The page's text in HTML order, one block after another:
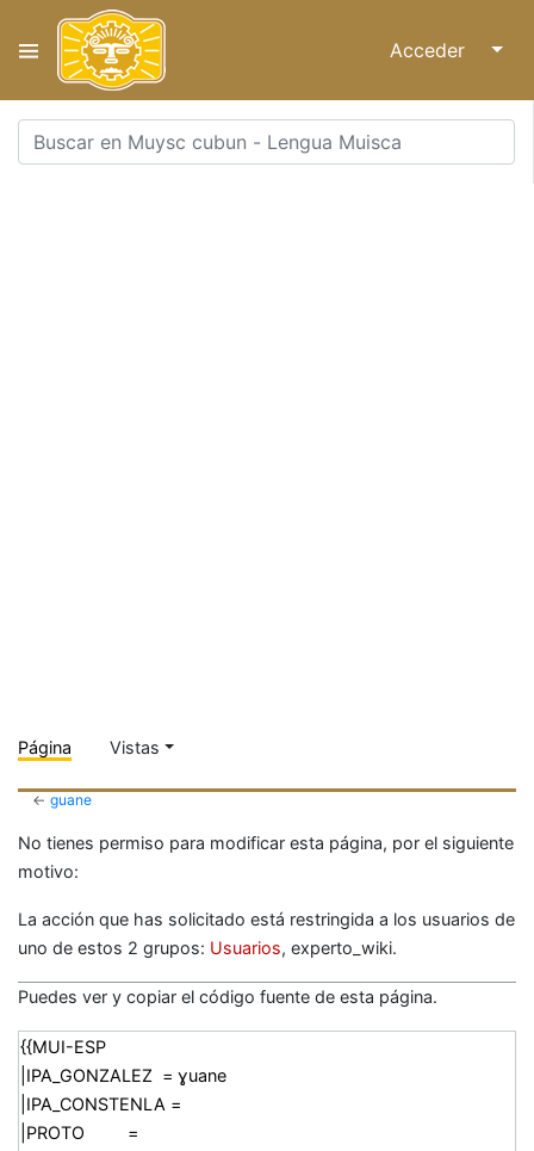
Acceder ↓
Página Vistas
←guane
No tienes permiso para modificar esta página, por el siguiente
motivo:
La acción que has solicitado está restringida a los usuarios de
uno de estos 2 grupos: Usuarios, experto_wiki.
Puedes ver y copiar el código fuente de esta página.